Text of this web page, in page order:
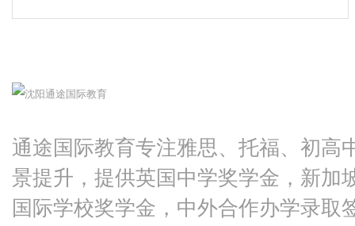
通途国际教育专注雅思、托福、初高
景提升，提供英国中学奖学金，新加
国际学校奖学金，中外合作办学录取